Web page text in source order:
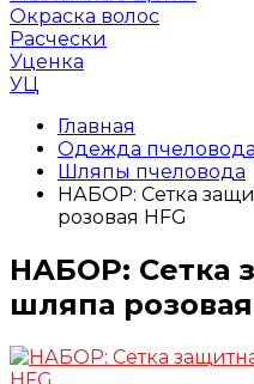
Окраска волос
Расчески
Уценка
УЦ
Главная
Одежда пчеловода
Шляпы пчеловода
НАБОР: Сетка
розовая HFG
НАБОР: Сетка
шляпа розовая